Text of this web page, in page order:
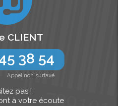
CLIENT
38 54
Appel non surtaxé
pas !
à votre écoute